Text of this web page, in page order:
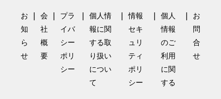
お
知
ら
せ
| 会
社
概
要
|
プラ
イバ
シー
ポリ
シー
| 個人情
報に関
する取
り扱い
につい
て
| 情報
セキ
ュリ
ティ
ポリ
シー
| 個人
情報
のご
利用
に関
する
|
お
問
合
せ